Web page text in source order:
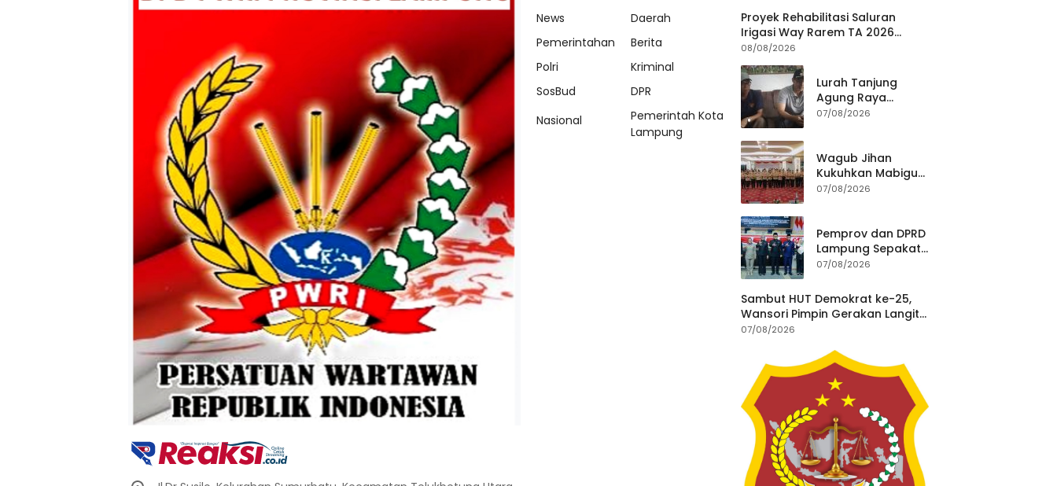
News
Daerah
Pemerintahan
Berita
Polri
Kriminal
SosBud
DPR
Nasional
Pemerintah Kota
Lampung
Proyek Rehabilitasi Saluran
Irigasi Way Rarem TA 2026
Diduga Tidak Sesuai SOP.
08/08/2026
Lurah Tanjung
Agung Raya
Berikan Klarifikasi
Antar Warga Yang
Berujung Laporan
ke Polisi
07/08/2026
Wagub Jihan
Kukuhkan Mabigus
dan Pembina
Penguatan
Karakter Generasi
Muda
07/08/2026
Pemprov dan DPRD
Lampung Sepakati
Perubahan KUA-
07/08/2026
Sambut HUT Demokrat ke-25,
Wansori Pimpin Gerakan Langit
Biru Indonesia Asri di Lampung
07/08/2026